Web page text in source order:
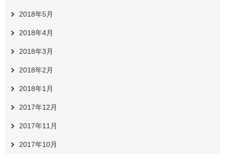
2018年5月
2018年4月
2018年3月
2018年2月
2018年1月
2017年12月
2017年11月
2017年10月